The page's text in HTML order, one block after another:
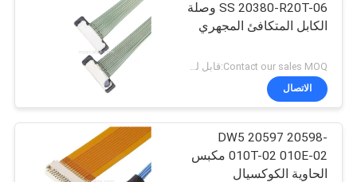
SS 20380-R20T-06 وصلة
الكابل المتكافئ المجهري
الاتصال
DW5 20597 20598-
010T-02 010E-02 مكبس
الحاوية الكوكسيال